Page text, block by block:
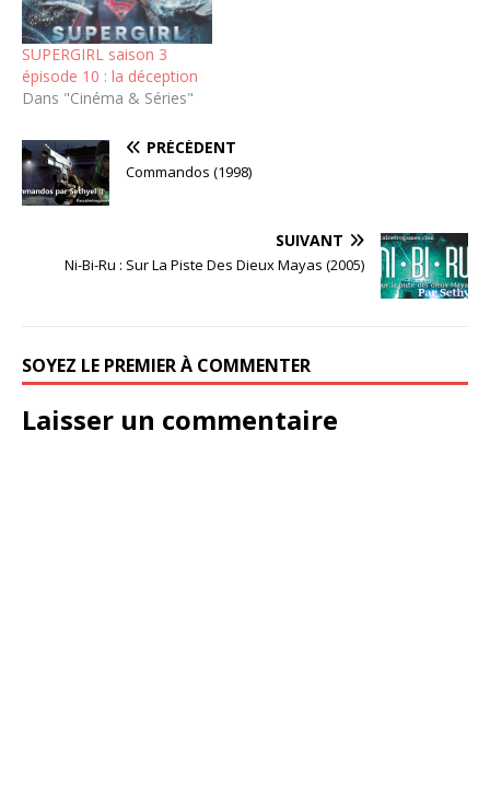
SUPERGIRL saison 3
épisode 10 : la déception
Dans "Cinéma & Séries"
PRÉCÉDENT
Commandos (1998)
SUIVANT
Ni-Bi-Ru : Sur La Piste Des Dieux Mayas (2005)
SOYEZ LE PREMIER À COMMENTER
Laisser un commentaire